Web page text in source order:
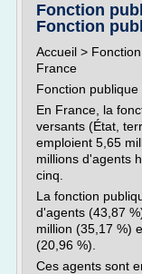
Fonction
Fonction
Accueil >
France
Fonction
En France, la
versants (État,
emploient 5,65
millions d'agents
cinq.
La fonction
d'agents (43,87
million (35,17 %)
(20,96 %).
Ces agents sont